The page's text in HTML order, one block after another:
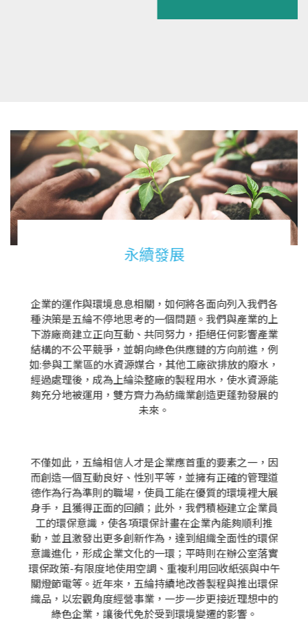
永續發展
企業的運作與環境息息相關，如何將各面向列入我們各
種決策是五綸不停地思考的一個問題。我們與產業的上
下游廠商建立正向互動、共同努力，拒絕任何影響產業
結構的不公平競爭，並朝向綠色供應鏈的方向前進，例
如:參與工業區的水資源媒合，其他工廠欲排放的廢水，
經過處理後，成為上綸染整廠的製程用水，使水資源能
夠充分地被運用，雙方齊力為紡織業創造更蓬勃發展的
未來。
不僅如此，五綸相信人才是企業應首重的要素之一，因
而創造一個互動良好、性別平等，並擁有正確的管理道
德作為行為準則的職場，使員工能在優質的環境裡大展
身手，且獲得正面的回饋；此外，我們積極建立企業員
工的環保意識，使各項環保計畫在企業內能夠順利推
動，並且激發出更多創新作為，達到組織全面性的環保
意識進化，形成企業文化的一環；平時則在辦公室落實
環保政策-有限度地使用空調、重複利用回收紙張與中午
關燈節電等。近年來，五綸持續地改善製程與推出環保
織品，以宏觀角度經營事業，一步一步更接近理想中的
綠色企業，讓後代免於受到環境變遷的影響。